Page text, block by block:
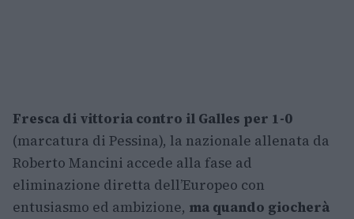
Fresca di vittoria contro il Galles per 1-0
(marcatura di Pessina), la nazionale allenata da
Roberto Mancini accede alla fase ad
eliminazione diretta dell’Europeo con
entusiasmo ed ambizione, ma quando giocherà